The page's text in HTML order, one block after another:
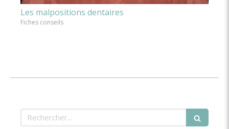
Les malpositions dentaires
Fiches conseils
Rechercher